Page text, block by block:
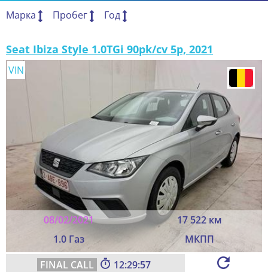
Марка Пробег Год
Seat Ibiza Style 1.0TGi 90pk/cv 5p, 2021
08/02/2021
17 522 км
1.0 Газ
МКПП
VIN
12:29:55